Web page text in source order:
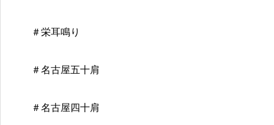
＃栄耳鳴り
＃名古屋五十肩
＃名古屋四十肩